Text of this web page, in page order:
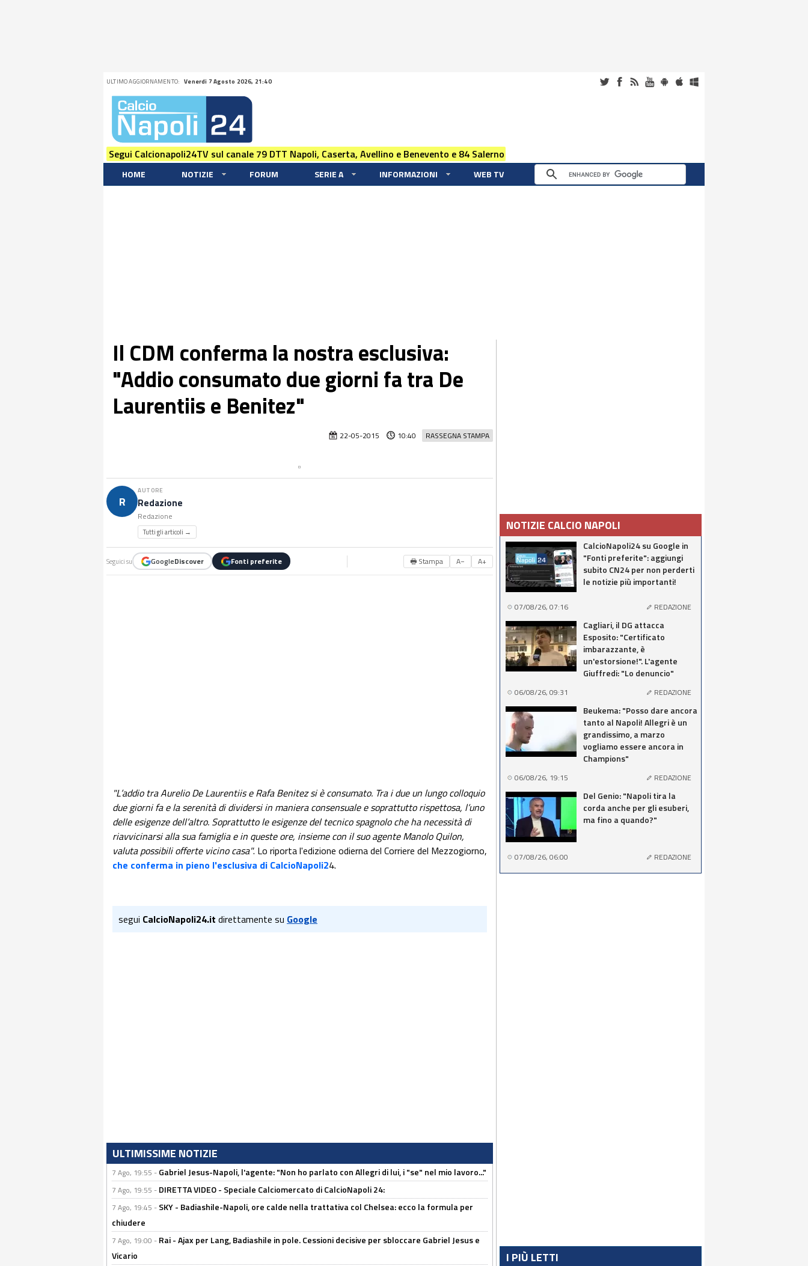
ULTIMO AGGIORNAMENTO: Venerdi 7 Agosto 2026, 21:40
Segui Calcionapoli24TV sul canale 79 DTT Napoli, Caserta, Avellino e Benevento e 84 Salerno
HOME NOTIZIE FORUM SERIE A INFORMAZIONI WEB TV
Il CDM conferma la nostra esclusiva:
"Addio consumato due giorni fa tra De
Laurentiis e Benitez"
RASSEGNA STAMPA
22-05-2015 10:40
R
AUTORE
Redazione
Redazione
Tutti gli articoli →
Seguici su GoogleDiscover Fonti preferite 🖶 Stampa A− A+
"L’addio tra Aurelio De Laurentiis e Rafa Benitez si è consumato. Tra i due un lungo colloquio
due giorni fa e la serenità di dividersi in maniera consensuale e soprattutto rispettosa, l’uno
delle esigenze dell’altro. Soprattutto le esigenze del tecnico spagnolo che ha necessità di
riavvicinarsi alla sua famiglia e in queste ore, insieme con il suo agente Manolo Quilon,
valuta possibili offerte vicino casa". Lo riporta l'edizione odierna del Corriere del Mezzogiorno,
che conferma in pieno l'esclusiva di CalcioNapoli24.
segui CalcioNapoli24.it direttamente su Google
ULTIMISSIME NOTIZIE
7 Ago, 19:55 - Gabriel Jesus-Napoli, l'agente: "Non ho parlato con Allegri di lui, i "se" nel mio lavoro..."
7 Ago, 19:55 - DIRETTA VIDEO - Speciale Calciomercato di CalcioNapoli 24:
7 Ago, 19:45 - SKY - Badiashile-Napoli, ore calde nella trattativa col Chelsea: ecco la formula per
chiudere
7 Ago, 19:00 - Rai - Ajax per Lang, Badiashile in pole. Cessioni decisive per sbloccare Gabriel Jesus e
Vicario
NOTIZIE CALCIO NAPOLI
CalcioNapoli24 su Google in
"Fonti preferite": aggiungi
subito CN24 per non perderti
le notizie più importanti!
07/08/26, 07:16 REDAZIONE
Cagliari, il DG attacca
Esposito: "Certificato
imbarazzante, è
un'estorsione!". L'agente
Giuffredi: "Lo denuncio"
06/08/26, 09:31 REDAZIONE
Beukema: "Posso dare ancora
tanto al Napoli! Allegri è un
grandissimo, a marzo
vogliamo essere ancora in
Champions"
06/08/26, 19:15 REDAZIONE
Del Genio: "Napoli tira la
corda anche per gli esuberi,
ma fino a quando?"
07/08/26, 06:00 REDAZIONE
I PIÙ LETTI